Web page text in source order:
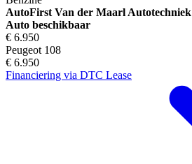
AutoFirst Van der Maarl Autotechniek
Auto beschikbaar
€ 6.950
Peugeot 108
€ 6.950
Financiering via DTC Lease